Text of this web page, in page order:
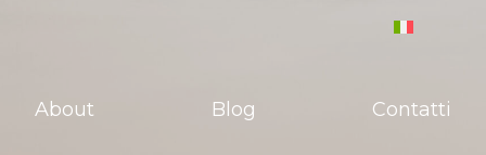
About Blog Contatti